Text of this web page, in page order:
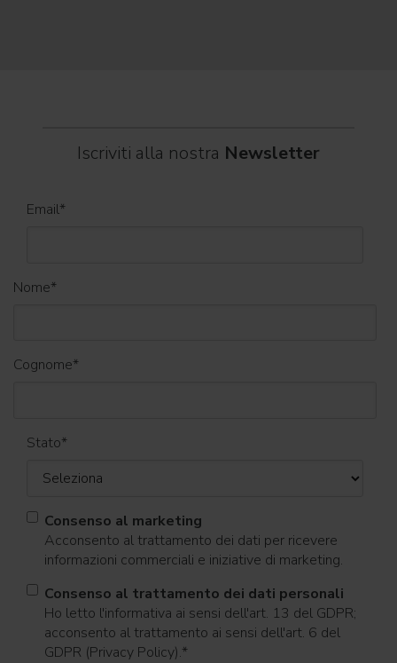
Iscriviti alla nostra Newsletter
Email*
Nome*
Cognome*
Stato*
Consenso al marketing
Acconsento al trattamento dei dati per ricevere
informazioni commerciali e iniziative di marketing.
Consenso al trattamento dei dati personali
Ho letto l'informativa ai sensi dell'art. 13 del GDPR;
acconsento al trattamento ai sensi dell'art. 6 del
GDPR (Privacy Policy).*